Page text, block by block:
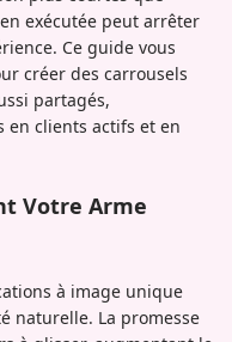
exécutée peut arrêter
Ce guide vous
créer des carrousels
partagés,
en clients actifs et en
Votre Arme
à image unique
naturelle. La promesse